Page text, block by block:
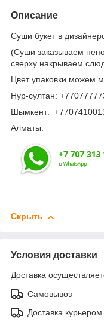
Описание
Суши букет в
(Суши заказываем
сверху накрываем
Цвет упаковки можем
Нур-султан:
Шымкент:
Алматы:
Скрыть
Условия доставки
Доставка
Самовывоз
Доставка курьером